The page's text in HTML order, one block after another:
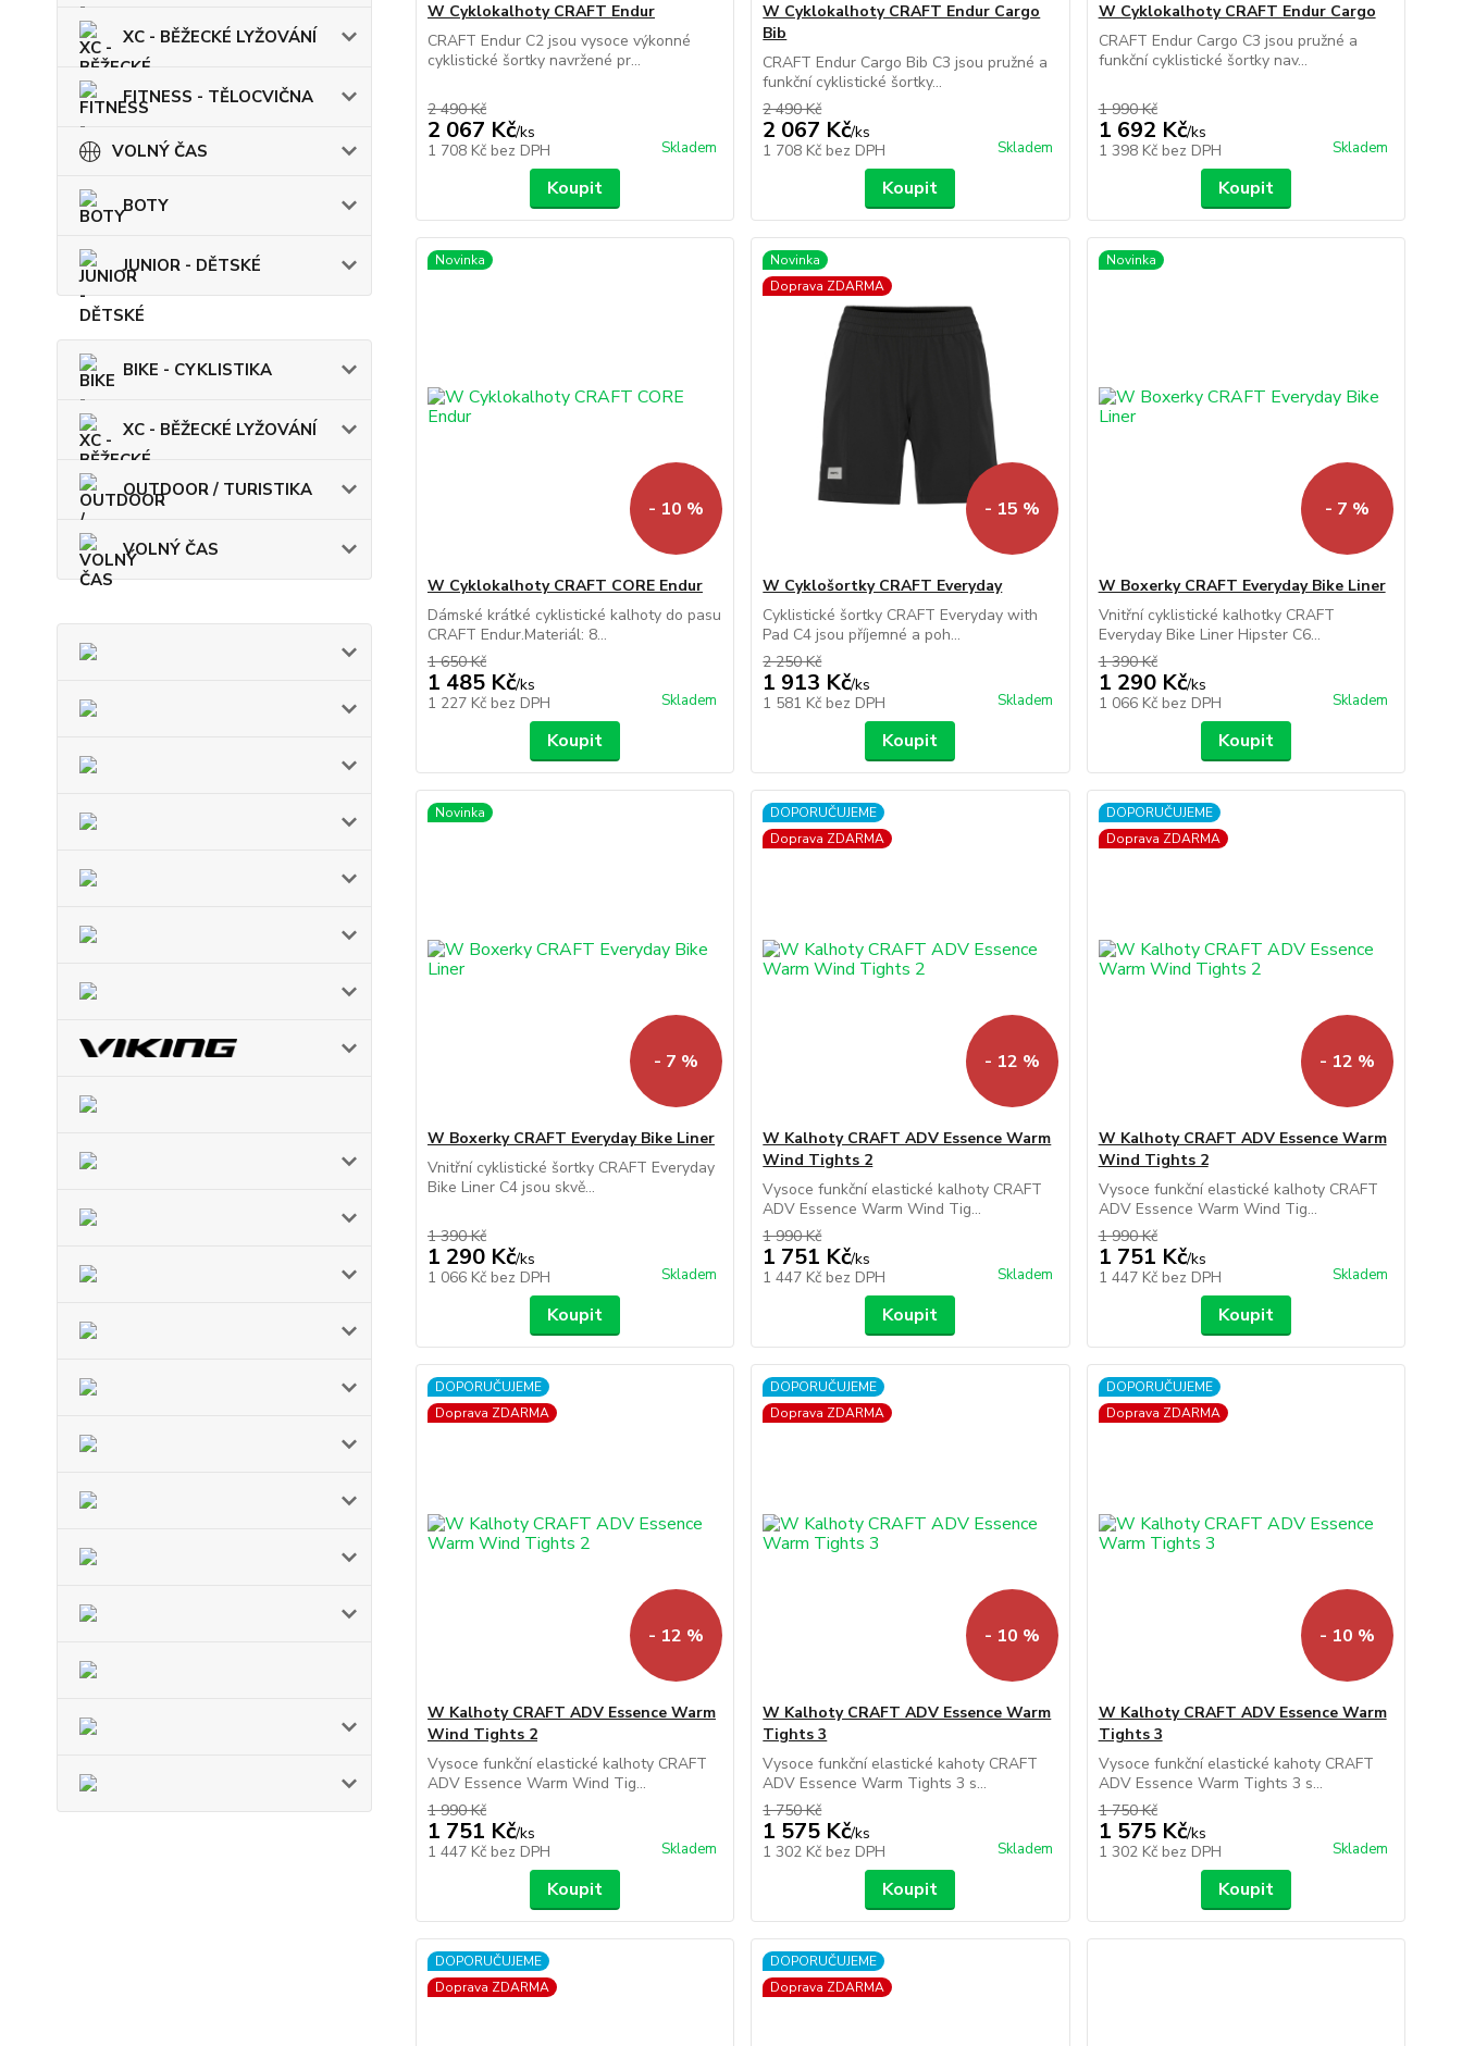
XC - BĚŽECKÉ LYŽOVÁNÍ
FITNESS - TĚLOCVIČNA
VOLNÝ ČAS
BOTY
JUNIOR - DĚTSKÉ
BIKE - CYKLISTIKA
XC - BĚŽECKÉ LYŽOVÁNÍ
OUTDOOR / TURISTIKA
VOLNÝ ČAS
W Cyklokalhoty CRAFT Endur
CRAFT Endur C2 jsou vysoce výkonné
cyklistické šortky navržené pr...
2 490 Kč
2 067 Kč/ks
1 708 Kč bez DPH Skladem
Koupit
W Cyklokalhoty CRAFT Endur Cargo
Bib
CRAFT Endur Cargo Bib C3 jsou pružné a
funkční cyklistické šortky...
2 490 Kč
2 067 Kč/ks
1 708 Kč bez DPH Skladem
Koupit
W Cyklokalhoty CRAFT Endur Cargo
CRAFT Endur Cargo C3 jsou pružné a
funkční cyklistické šortky nav...
1 990 Kč
1 692 Kč/ks
1 398 Kč bez DPH Skladem
Koupit
Novinka
- 10 %
W Cyklokalhoty CRAFT CORE Endur
Dámské krátké cyklistické kalhoty do pasu
CRAFT Endur.Materiál: 8...
1 650 Kč
1 485 Kč/ks
1 227 Kč bez DPH Skladem
Koupit
Novinka
Doprava ZDARMA
- 15 %
W Cyklošortky CRAFT Everyday
Cyklistické šortky CRAFT Everyday with
Pad C4 jsou příjemné a poh...
2 250 Kč
1 913 Kč/ks
1 581 Kč bez DPH Skladem
Koupit
Novinka
- 7 %
W Boxerky CRAFT Everyday Bike Liner
Vnitřní cyklistické kalhotky CRAFT
Everyday Bike Liner Hipster C6...
1 390 Kč
1 290 Kč/ks
1 066 Kč bez DPH Skladem
Koupit
Novinka
- 7 %
W Boxerky CRAFT Everyday Bike Liner
Vnitřní cyklistické šortky CRAFT Everyday
Bike Liner C4 jsou skvě...
1 390 Kč
1 290 Kč/ks
1 066 Kč bez DPH Skladem
Koupit
DOPORUČUJEME
Doprava ZDARMA
- 12 %
W Kalhoty CRAFT ADV Essence Warm
Wind Tights 2
Vysoce funkční elastické kalhoty CRAFT
ADV Essence Warm Wind Tig...
1 990 Kč
1 751 Kč/ks
1 447 Kč bez DPH Skladem
Koupit
DOPORUČUJEME
Doprava ZDARMA
- 12 %
W Kalhoty CRAFT ADV Essence Warm
Wind Tights 2
Vysoce funkční elastické kalhoty CRAFT
ADV Essence Warm Wind Tig...
1 990 Kč
1 751 Kč/ks
1 447 Kč bez DPH Skladem
Koupit
DOPORUČUJEME
Doprava ZDARMA
- 12 %
W Kalhoty CRAFT ADV Essence Warm
Wind Tights 2
Vysoce funkční elastické kalhoty CRAFT
ADV Essence Warm Wind Tig...
1 990 Kč
1 751 Kč/ks
1 447 Kč bez DPH Skladem
Koupit
DOPORUČUJEME
Doprava ZDARMA
- 10 %
W Kalhoty CRAFT ADV Essence Warm
Tights 3
Vysoce funkční elastické kahoty CRAFT
ADV Essence Warm Tights 3 s...
1 750 Kč
1 575 Kč/ks
1 302 Kč bez DPH Skladem
Koupit
DOPORUČUJEME
Doprava ZDARMA
- 10 %
W Kalhoty CRAFT ADV Essence Warm
Tights 3
Vysoce funkční elastické kahoty CRAFT
ADV Essence Warm Tights 3 s...
1 750 Kč
1 575 Kč/ks
1 302 Kč bez DPH Skladem
Koupit
DOPORUČUJEME
Doprava ZDARMA
DOPORUČUJEME
Doprava ZDARMA